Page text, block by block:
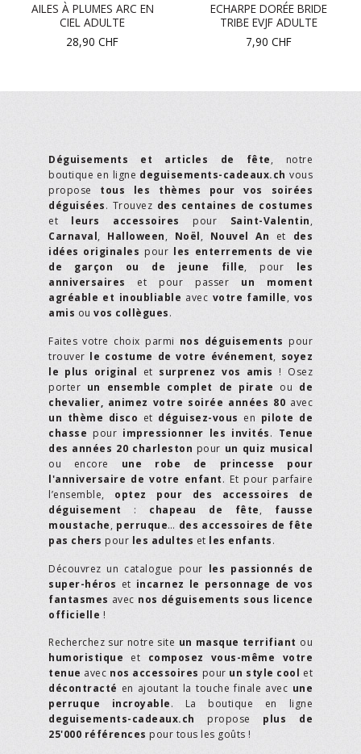
AILES À PLUMES ARC EN
CIEL ADULTE
28,90 CHF
ECHARPE DORÉE BRIDE
TRIBE EVJF ADULTE
7,90 CHF
Déguisements et articles de fête, notre
boutique en ligne deguisements-cadeaux.ch vous
propose tous les thèmes pour vos soirées
déguisées. Trouvez des centaines de costumes
et leurs accessoires pour Saint-Valentin,
Carnaval, Halloween, Noël, Nouvel An et des
idées originales pour les enterrements de vie
de garçon ou de jeune fille, pour les
anniversaires et pour passer un moment
agréable et inoubliable avec votre famille, vos
amis ou vos collègues.
Faites votre choix parmi nos déguisements pour
trouver le costume de votre événement, soyez
le plus original et surprenez vos amis ! Osez
porter un ensemble complet de pirate ou de
chevalier, animez votre soirée années 80 avec
un thème disco et déguisez-vous en pilote de
chasse pour impressionner les invités. Tenue
des années 20 charleston pour un quiz musical
ou encore une robe de princesse pour
l'anniversaire de votre enfant. Et pour parfaire
l’ensemble, optez pour des accessoires de
déguisement : chapeau de fête, fausse
moustache, perruque… des accessoires de fête
pas chers pour les adultes et les enfants.
Découvrez un catalogue pour les passionnés de
super-héros et incarnez le personnage de vos
fantasmes avec nos déguisements sous licence
officielle !
Recherchez sur notre site un masque terrifiant ou
humoristique et composez vous-même votre
tenue avec nos accessoires pour un style cool et
décontracté en ajoutant la touche finale avec une
perruque incroyable. La boutique en ligne
deguisements-cadeaux.ch propose plus de
25'000 références pour tous les goûts !